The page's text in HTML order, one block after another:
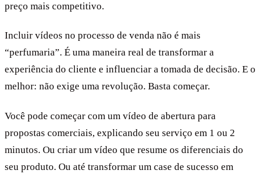
preço mais competitivo.
Incluir vídeos no processo de venda não é mais
“perfumaria”. É uma maneira real de transformar a
experiência do cliente e influenciar a tomada de decisão. E o
melhor: não exige uma revolução. Basta começar.
Você pode começar com um vídeo de abertura para
propostas comerciais, explicando seu serviço em 1 ou 2
minutos. Ou criar um vídeo que resume os diferenciais do
seu produto. Ou até transformar um case de sucesso em